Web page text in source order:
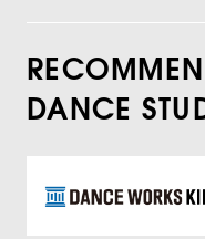
DANCE